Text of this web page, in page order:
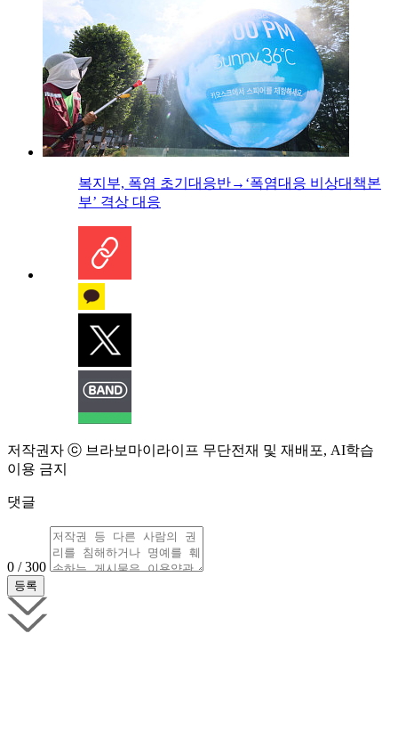
복지부, 폭염 초기대응반→‘폭염대응 비상대책본
부’ 격상 대응
저작권자 ⓒ 브라보마이라이프 무단전재 및 재배포, AI학습
이용 금지
댓글
0 / 300